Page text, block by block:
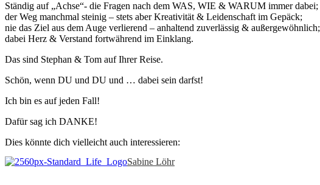
Ständig auf „Achse“- die Fragen nach dem WAS, WIE & WARUM immer dabei;
der Weg manchmal steinig – stets aber Kreativität & Leidenschaft im Gepäck;
nie das Ziel aus dem Auge verlierend – anhaltend zuverlässig & außergewöhnlich;
dabei Herz & Verstand fortwährend im Einklang.
Das sind Stephan & Tom auf Ihrer Reise.
Schön, wenn DU und DU und … dabei sein darfst!
Ich bin es auf jeden Fall!
Dafür sag ich DANKE!
Dies könnte dich vielleicht auch interessieren:
Sabine Löhr